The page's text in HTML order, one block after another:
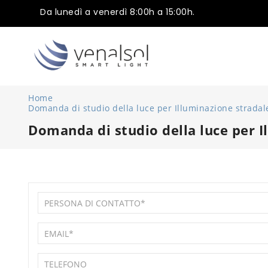
Da lunedì a venerdì 8:00h a 15:00h.
Home
Domanda di studio della luce per Illuminazione
Domanda di studio della luce per